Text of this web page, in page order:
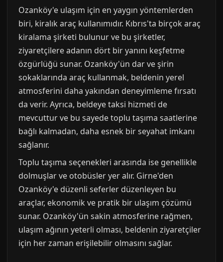
Ozanköy'e ulaşım için en yaygın yöntemlerden
biri, kiralık araç kullanımıdır. Kıbrıs'ta birçok araç
kiralama şirketi bulunur ve bu şirketler,
ziyaretçilere adanın dört bir yanını keşfetme
özgürlüğü sunar. Ozanköy'ün dar ve şirin
sokaklarında araç kullanmak, beldenin yerel
atmosferini daha yakından deneyimleme fırsatı
da verir. Ayrıca, beldeye taksi hizmeti de
mevcuttur ve bu sayede toplu taşıma saatlerine
bağlı kalmadan, daha esnek bir seyahat imkanı
sağlanır.
Toplu taşıma seçenekleri arasında ise genellikle
dolmuşlar ve otobüsler yer alır. Girne'den
Ozanköy'e düzenli seferler düzenleyen bu
araçlar, ekonomik ve pratik bir ulaşım çözümü
sunar. Ozanköy'ün sakin atmosferine rağmen,
ulaşım ağının yeterli olması, beldenin ziyaretçiler
için her zaman erişilebilir olmasını sağlar.